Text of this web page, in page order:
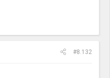
#8.132